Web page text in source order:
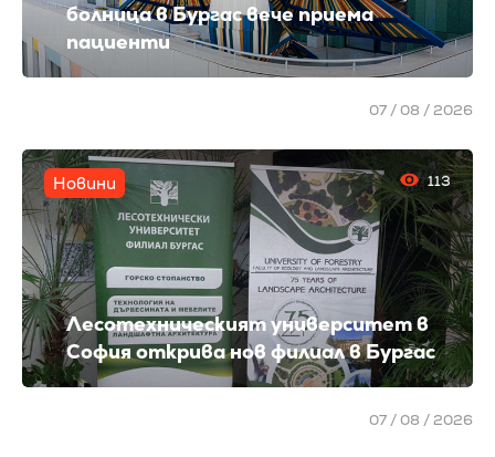
болница в Бургас вече приема
пациенти
07 / 08 / 2026
Лесотехническият университет в
София открива нов филиал в Бургас
Новини 113
07 / 08 / 2026